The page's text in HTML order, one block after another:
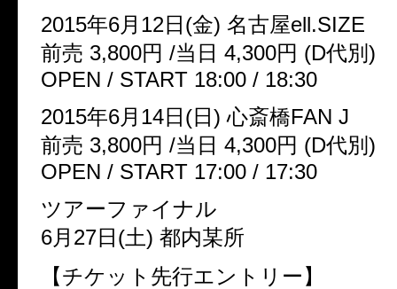
2015年6月12日(金) 名古屋ell.SIZE
前売 3,800円 /当日 4,300円 (D代別)
OPEN / START 18:00 / 18:30
2015年6月14日(日) 心斎橋FAN J
前売 3,800円 /当日 4,300円 (D代別)
OPEN / START 17:00 / 17:30
ツアーファイナル
6月27日(土) 都内某所
【チケット先行エントリー】